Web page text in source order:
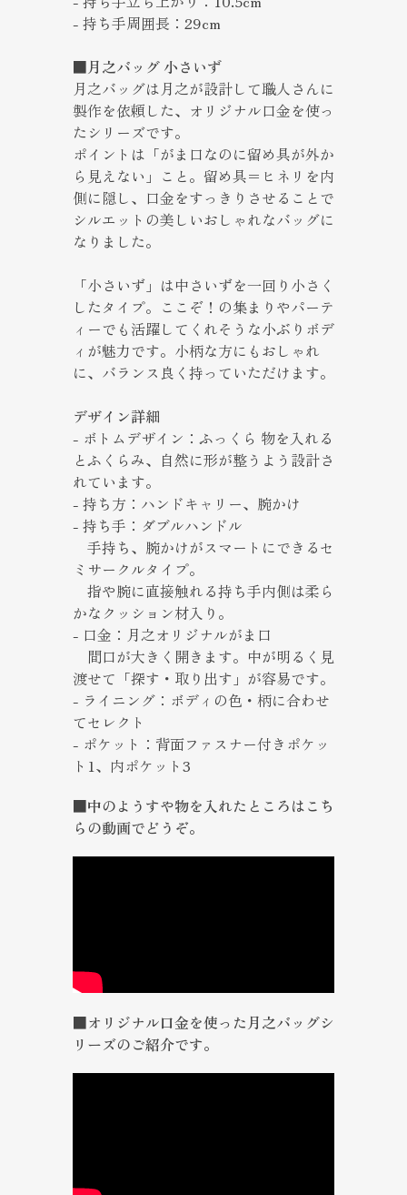
- 持ち手周囲長：29cm
■月之バッグ 小さいず
月之バッグは月之が設計して職人さんに
製作を依頼した、オリジナル口金を使っ
たシリーズです。
ポイントは「がま口なのに留め具が外か
ら見えない」こと。留め具＝ヒネリを内
側に隠し、口金をすっきりさせることで
シルエットの美しいおしゃれなバッグに
なりました。
「小さいず」は中さいずを一回り小さく
したタイプ。ここぞ！の集まりやパーテ
ィーでも活躍してくれそうな小ぶりボデ
ィが魅力です。小柄な方にもおしゃれ
に、バランス良く持っていただけます。
デザイン詳細
- ボトムデザイン：ふっくら 物を入れる
とふくらみ、自然に形が整うよう設計さ
れています。
- 持ち方：ハンドキャリー、腕かけ
- 持ち手：ダブルハンドル
手持ち、腕かけがスマートにできるセ
ミサークルタイプ。
指や腕に直接触れる持ち手内側は柔ら
かなクッション材入り。
- 口金：月之オリジナルがま口
間口が大きく開きます。中が明るく見
渡せて「探す・取り出す」が容易です。
- ライニング：ボディの色・柄に合わせ
てセレクト
- ポケット：背面ファスナー付きポケッ
ト1、内ポケット3
■中のようすや物を入れたところはこち
らの動画でどうぞ。
■オリジナル口金を使った月之バッグシ
リーズのご紹介です。